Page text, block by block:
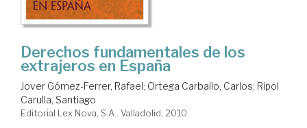
Derechos fundamentales de los
extrajeros en España
Jover Gómez-Ferrer, Rafael; Ortega Carballo, Carlos; Ripol
Carulla, Santiago
Editorial Lex Nova, S.A.. Valladolid, 2010